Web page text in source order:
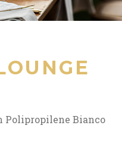
Polipropilene Bianco